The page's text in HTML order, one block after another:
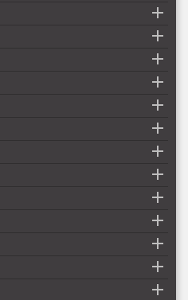












